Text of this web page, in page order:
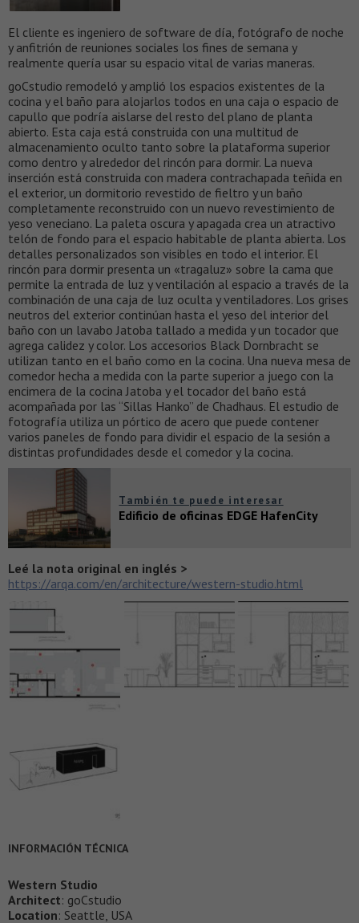
El cliente es ingeniero de software de día, fotógrafo de noche
y anfitrión de reuniones sociales los fines de semana y
realmente quería usar su espacio vital de varias maneras.
goCstudio remodeló y amplió los espacios existentes de la
cocina y el baño para alojarlos todos en una caja o espacio de
capullo que podría aislarse del resto del plano de planta
abierto. Esta caja está construida con una multitud de
almacenamiento oculto tanto sobre la plataforma superior
como dentro y alrededor del rincón para dormir. La nueva
inserción está construida con madera contrachapada teñida en
el exterior, un dormitorio revestido de fieltro y un baño
completamente reconstruido con un nuevo revestimiento de
yeso veneciano. La paleta oscura y apagada crea un atractivo
telón de fondo para el espacio habitable de planta abierta. Los
detalles personalizados son visibles en todo el interior. El
rincón para dormir presenta un «tragaluz» sobre la cama que
permite la entrada de luz y ventilación al espacio a través de la
combinación de una caja de luz oculta y ventiladores. Los grises
neutros del exterior continúan hasta el yeso del interior del
baño con un lavabo Jatoba tallado a medida y un tocador que
agrega calidez y color. Los accesorios Black Dornbracht se
utilizan tanto en el baño como en la cocina. Una nueva mesa de
comedor hecha a medida con la parte superior a juego con la
encimera de la cocina Jatoba y el tocador del baño está
acompañada por las “Sillas Hanko” de Chadhaus. El estudio de
fotografía utiliza un pórtico de acero que puede contener
varios paneles de fondo para dividir el espacio de la sesión a
distintas profundidades desde el comedor y la cocina.
También te puede interesar
Edificio de oficinas EDGE HafenCity
Leé la nota original en inglés >
https://arqa.com/en/architecture/western-studio.html
INFORMACIÓN TÉCNICA
Western Studio
Architect: goCstudio
Location: Seattle, USA